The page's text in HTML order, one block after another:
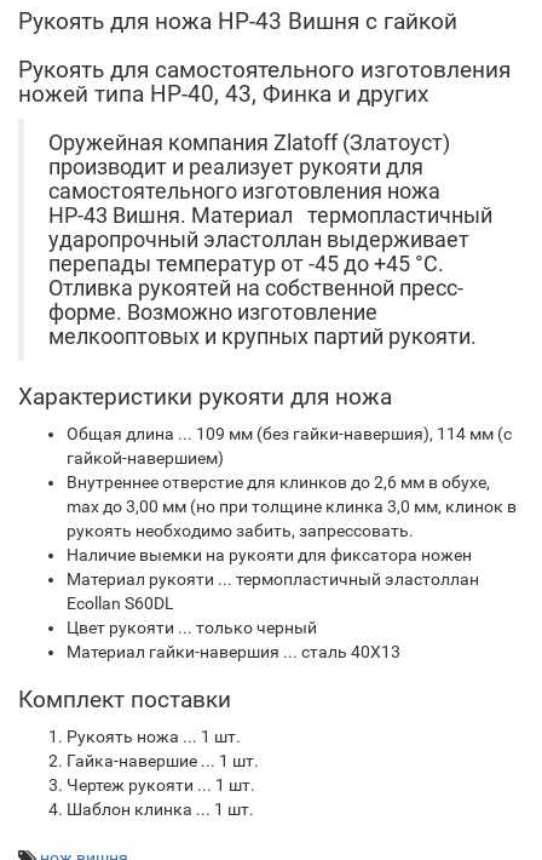
Рукоять для ножа НР-43 Вишня с гайкой
Рукоять для самостоятельного изготовления
ножей типа НР-40, 43, Финка и других
Оружейная компания Zlatoff (Златоуст)
производит и реализует рукояти для
самостоятельного изготовления ножа
НР-43 Вишня. Материал термопластичный
ударопрочный эластоллан выдерживает
перепады температур от -45 до +45 °С.
Отливка рукоятей на собственной пресс-
форме. Возможно изготовление
мелкооптовых и крупных партий рукояти.
Характеристики рукояти для ножа
Общая длина ... 109 мм (без гайки-навершия), 114 мм (с
гайкой-навершием)
Внутреннее отверстие для клинков до 2,6 мм в обухе,
max до 3,00 мм (но при толщине клинка 3,0 мм, клинок в
рукоять необходимо забить, запрессовать.
Наличие выемки на рукояти для фиксатора ножен
Материал рукояти ... термопластичный эластоллан
Ecollan S60DL
Цвет рукояти ... только черный
Материал гайки-навершия ... сталь 40Х13
Комплект поставки
Рукоять ножа ... 1 шт.
Гайка-навершие ... 1 шт.
Чертеж рукояти ... 1 шт.
Шаблон клинка ... 1 шт.